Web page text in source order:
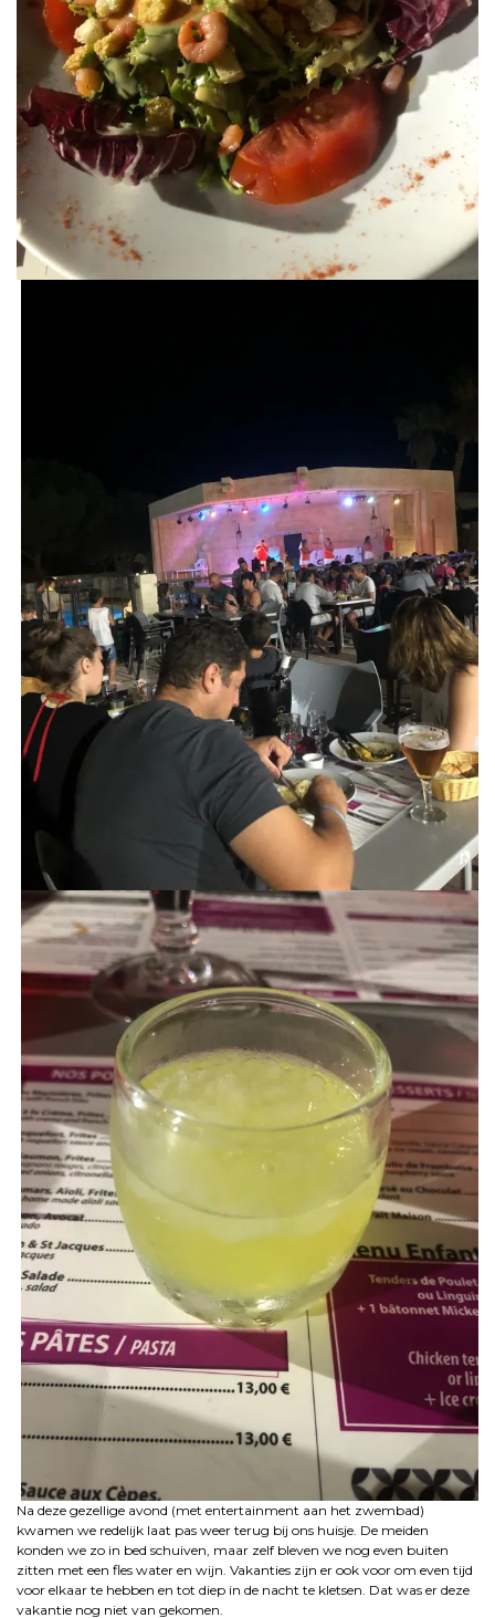
Na deze gezellige avond (met entertainment aan het zwembad)
kwamen we redelijk laat pas weer terug bij ons huisje. De meiden
konden we zo in bed schuiven, maar zelf bleven we nog even buiten
zitten met een fles water en wijn. Vakanties zijn er ook voor om even tijd
voor elkaar te hebben en tot diep in de nacht te kletsen. Dat was er deze
vakantie nog niet van gekomen.